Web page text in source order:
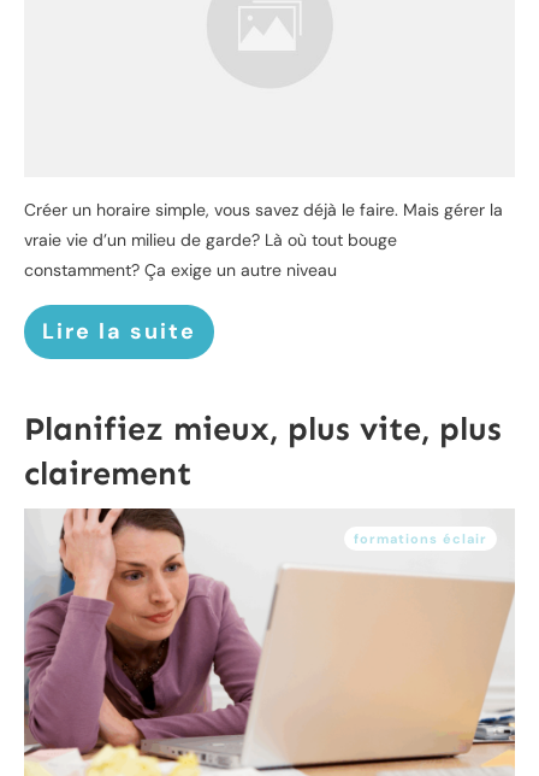
Créer un horaire simple, vous savez déjà le faire. Mais gérer la
vraie vie d’un milieu de garde? Là où tout bouge
constamment? Ça exige un autre niveau
Lire la suite
Planifiez mieux, plus vite, plus
clairement
formations éclair